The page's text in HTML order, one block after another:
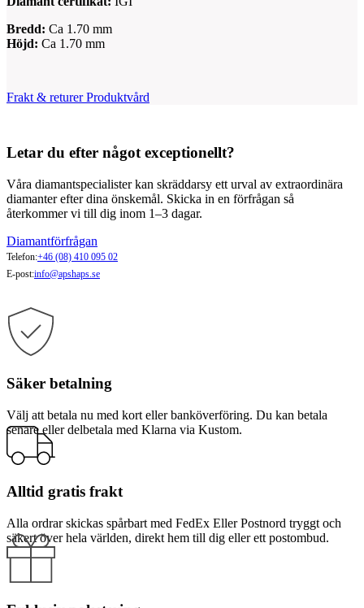
Bredd: Ca 1.70 mm
Höjd: Ca 1.70 mm
Frakt & returer Produktvård
Letar du efter något exceptionellt?
Våra diamantspecialister kan skräddarsy ett urval av extraordinära
diamanter efter dina önskemål. Skicka in en förfrågan så
återkommer vi till dig inom 1–3 dagar.
Diamantförfrågan
Telefon:+46 (08) 410 095 02
E-post:info@apshaps.se
Säker betalning
Välj att betala nu med kort eller banköverföring. Du kan betala
senare eller delbetala med Klarna via Kustom.
Alltid gratis frakt
Alla ordrar skickas spårbart med FedEx Eller Postnord tryggt och
säkert över hela världen, direkt hem till dig eller ett postombud.